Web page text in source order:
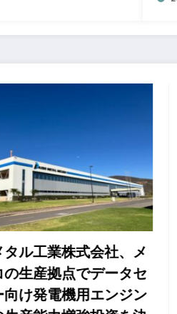
GSアライアンスがカ
のサルガッサムから量